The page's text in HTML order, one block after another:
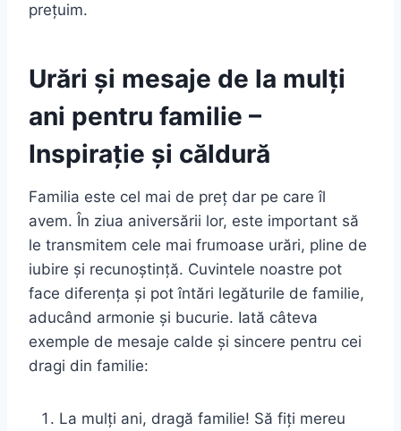
prețuim.
Urări și mesaje de la mulți
ani pentru familie –
Inspirație și căldură
Familia este cel mai de preț dar pe care îl
avem. În ziua aniversării lor, este important să
le transmitem cele mai frumoase urări, pline de
iubire și recunoștință. Cuvintele noastre pot
face diferența și pot întări legăturile de familie,
aducând armonie și bucurie. Iată câteva
exemple de mesaje calde și sincere pentru cei
dragi din familie:
La mulți ani, dragă familie! Să fiți mereu